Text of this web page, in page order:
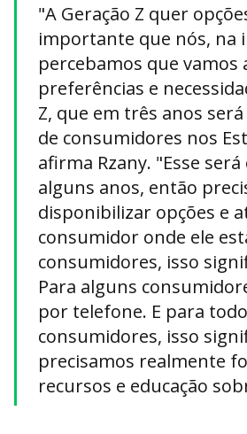
"A Geração Z quer
importante que nós, na
percebamos que vamos
preferências e
Z, que em três anos
de consumidores nos
afirma Rzany. "Esse
alguns anos, então
disponibilizar opções e
consumidor onde ele
consumidores, isso
Para alguns
por telefone. E para
consumidores, isso
precisamos realmente
recursos e educação